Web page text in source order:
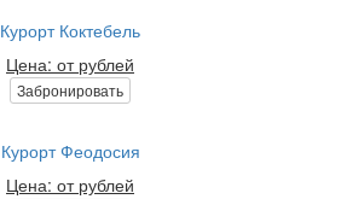
Курорт Коктебель
Цена: от рублей
Забронировать
Курорт Феодосия
Цена: от рублей